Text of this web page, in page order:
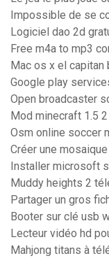
Impossible de se
Logiciel dao 2d
Free m4a to mp3
Mac os x el
Google play
Open broadcaster
Mod minecraft 1.5
Osm online soccer
Créer une
Installer microsoft
Muddy heights 2
Partager un gros
Booter sur clé usb
Lecteur vidéo hd
Mahjong titans à